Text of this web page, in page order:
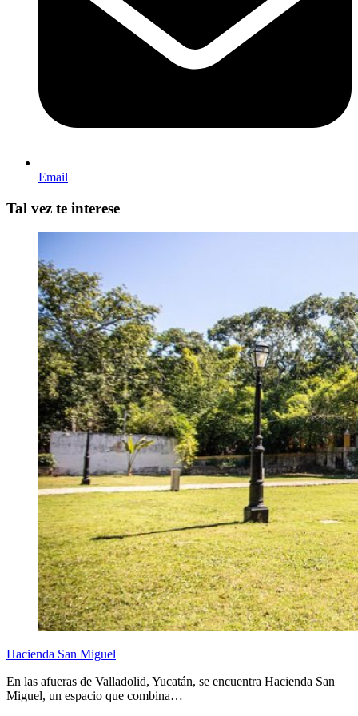
Email
Tal vez te interese
Hacienda San Miguel
En las afueras de Valladolid, Yucatán, se encuentra Hacienda San
Miguel, un espacio que combina…